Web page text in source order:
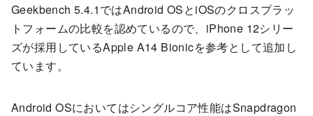
Geekbench 5.4.1ではAndroid OSとiOSのクロスプラッ
トフォームの比較を認めているので、iPhone 12シリー
ズが採用しているApple A14 Bionicを参考として追加し
ています。
Android OSにおいてはシングルコア性能はSnapdragon